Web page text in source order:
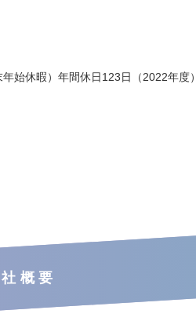
始休暇）年間休日123日（2022年度
概要